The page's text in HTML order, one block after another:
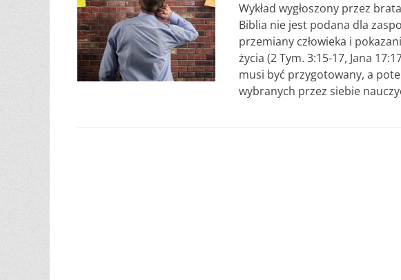
Wykład wygłoszony przez
Biblia nie jest podana dla
przemiany człowieka i
życia (2 Tym. 3:15-17, Jana
musi być przygotowany, a
wybranych przez siebie